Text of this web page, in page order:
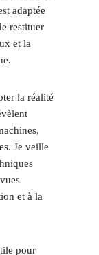
adaptée
restituer
et la
la réalité
Je veille
et à la
pour